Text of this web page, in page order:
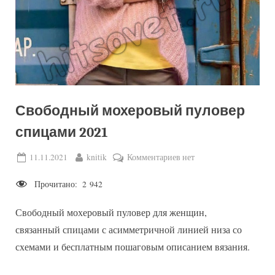
Свободный мохеровый пуловер
спицами 2021
Posted
11.11.2021 By
knitik Комментариевк
пуловер
спицами
нет
Прочитано: 2 942
Свободный мохеровый пуловер для женщин,
связанный спицами с асимметричной линией низа со
схемами и бесплатным пошаговым описанием вязания.